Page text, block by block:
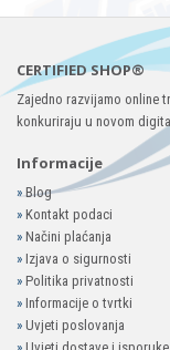
CERTIFIED SHOP®
Zajedno razvijamo online
konkuriraju u novom
Informacije
»Blog
» Kontakt podaci
» Načini plaćanja
» Izjava o sigurnosti
» Politika privatnosti
» Informacije o tvrtki
» Uvjeti poslovanja